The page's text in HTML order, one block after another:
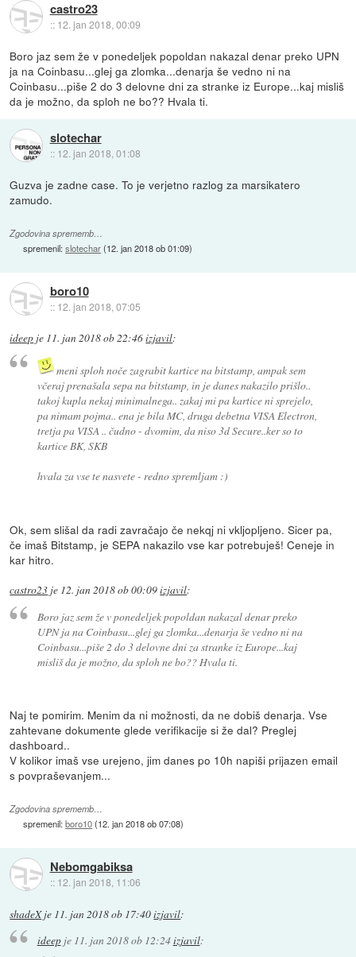
castro23
:: 12. jan 2018, 00:09
Boro jaz sem že v ponedeljek popoldan nakazal denar preko UPN
ja na Coinbasu...glej ga zlomka...denarja še vedno ni na
Coinbasu...piše 2 do 3 delovne dni za stranke iz Europe...kaj misliš
da je možno, da sploh ne bo?? Hvala ti.
slotechar
:: 12. jan 2018, 01:08
Guzva je zadne case. To je verjetno razlog za marsikatero
zamudo.
Zgodovina sprememb…
spremenil:slotechar(12. jan 2018 ob 01:09)
boro10
:: 12. jan 2018, 07:05
ideep je 11. jan 2018 ob 22:46izjavil:
meni sploh noče zagrabit kartice na bitstamp, ampak sem
včeraj prenašala sepa na bitstamp, in je danes nakazilo prišlo..
takoj kupla nekaj minimalnega.. zakaj mi pa kartice ni sprejelo,
pa nimam pojma.. ena je bila MC, druga debetna VISA Electron,
tretja pa VISA .. čudno - dvomim, da niso 3d Secure..ker so to
kartice BK, SKB
hvala za vse te nasvete - redno spremljam :)
Ok, sem slišal da radi zavračajo če nekqj ni vkljopljeno. Sicer pa,
če imaš Bitstamp, je SEPA nakazilo vse kar potrebuješ! Ceneje in
kar hitro.
castro23 je 12. jan 2018 ob 00:09izjavil:
Boro jaz sem že v ponedeljek popoldan nakazal denar preko
UPN ja na Coinbasu...glej ga zlomka...denarja še vedno ni na
Coinbasu...piše 2 do 3 delovne dni za stranke iz Europe...kaj
misliš da je možno, da sploh ne bo?? Hvala ti.
Naj te pomirim. Menim da ni možnosti, da ne dobiš denarja. Vse
zahtevane dokumente glede verifikacije si že dal? Preglej
dashboard..
V kolikor imaš vse urejeno, jim danes po 10h napiši prijazen email
s povpraševanjem...
Zgodovina sprememb…
spremenil:boro10(12. jan 2018 ob 07:08)
Nebomgabiksa
:: 12. jan 2018, 11:06
shadeXje 11. jan 2018 ob 17:40izjavil:
ideepje 11. jan 2018 ob 12:24izjavil: